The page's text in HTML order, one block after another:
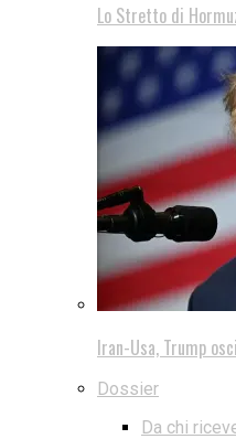
Lo Stretto di
Iran-Usa, Trump
Dossier
Da chi